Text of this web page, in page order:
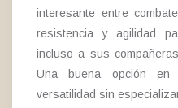
interesante entre
resistencia y agilidad
incluso a sus
Una buena opción en
versatilidad sin